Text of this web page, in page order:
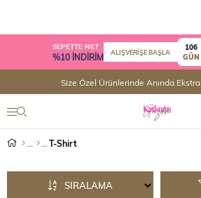
SEPETTE NET
%10 İNDİRİM ALIŞVERİŞE BAŞLA
106
GÜN
Size Özel Ürünlerinde Anında Ekstra
T-Shirt
SIRALAMA